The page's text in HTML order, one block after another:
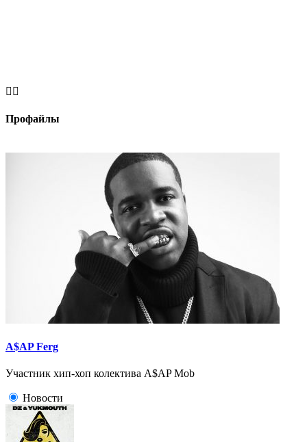
 
Профайлы
A$AP Ferg
Участник хип-хоп колектива A$AP Mob
Новости